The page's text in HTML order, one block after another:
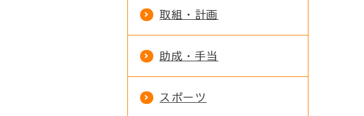
取組・計画
助成・手当
スポーツ